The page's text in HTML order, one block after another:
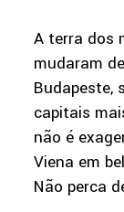
A terra dos
mudaram
Budapeste,
capitais
não é
Viena em
Não perca